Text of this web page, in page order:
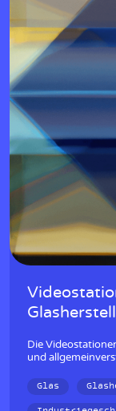
Die
und
Glas